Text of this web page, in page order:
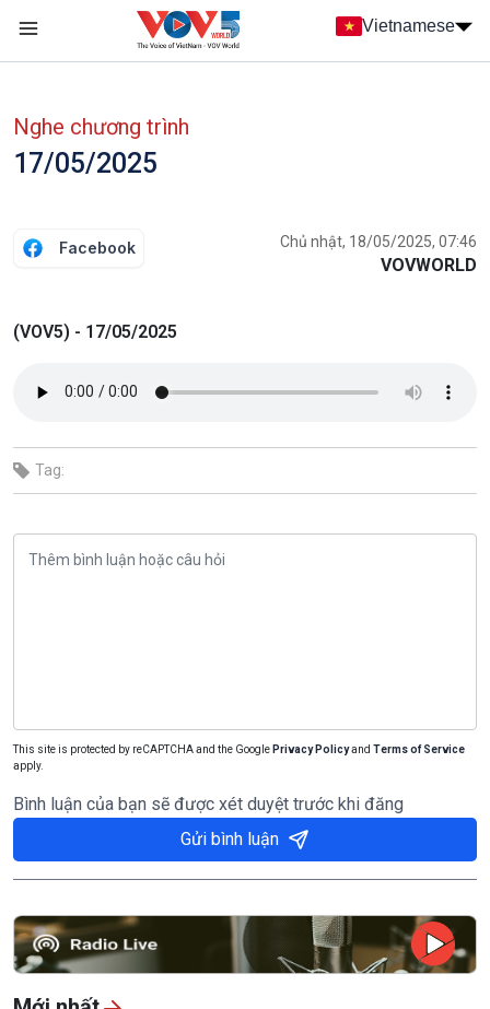
Nhảy đến nội dung
Vietnamese
Nghe chương trình
17/05/2025
Facebook Chủ nhật, 18/05/2025, 07:46
VOVWORLD
(VOV5) - 17/05/2025
Tag:
This site is protected by reCAPTCHA and the Google Privacy Policyand Terms of Service
apply.
Bình luận của bạn sẽ được xét duyệt trước khi đăng
Gửi bình luận